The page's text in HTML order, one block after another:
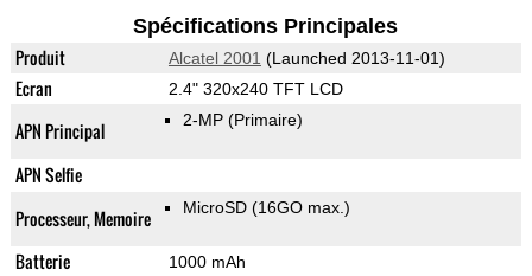
Spécifications Principales
Produit Alcatel 2001 (Launched 2013-11-01)
Ecran 2.4" 320x240 TFT LCD
APN Principal 2-MP (Primaire)
APN Selfie
Processeur, Memoire
MicroSD (16GO max.)
Batterie 1000 mAh